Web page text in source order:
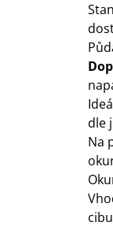
dle
Na